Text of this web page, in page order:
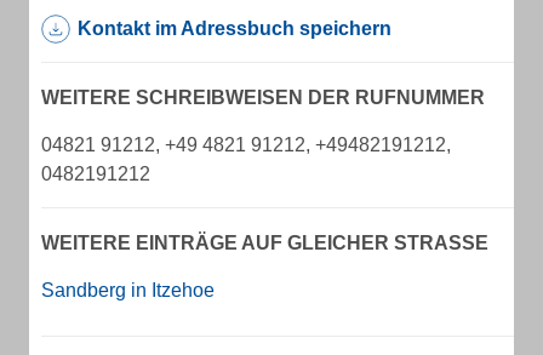
Kontakt im Adressbuch speichern
WEITERE SCHREIBWEISEN DER RUFNUMMER
04821 91212, +49 4821 91212, +49482191212,
0482191212
WEITERE EINTRÄGE AUF GLEICHER STRASSE
Sandberg in Itzehoe